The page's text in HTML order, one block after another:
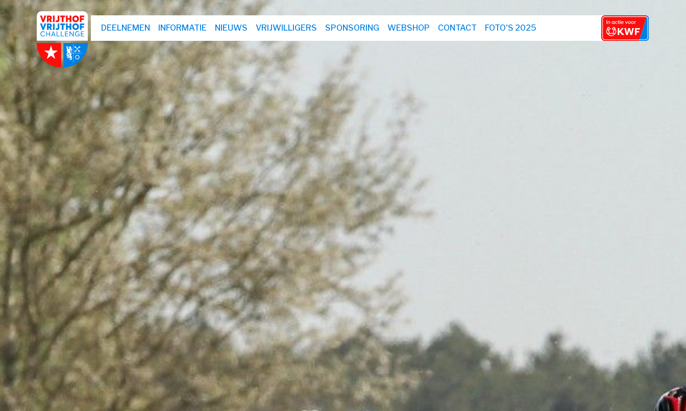
DEELNEMEN INFORMATIE NIEUWS VRIJWILLIGERS SPONSORING WEBSHOP CONTACT FOTO'S 2025